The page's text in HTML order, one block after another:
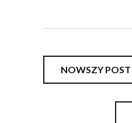
NOWSZY POST